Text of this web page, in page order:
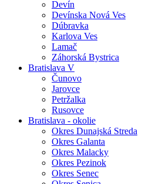
Devín
Devínska Nová Ves
Dúbravka
Karlova Ves
Lamač
Záhorská Bystrica
Bratislava V
Čunovo
Jarovce
Petržalka
Rusovce
Bratislava - okolie
Okres Dunajská Streda
Okres Galanta
Okres Malacky
Okres Pezinok
Okres Senec